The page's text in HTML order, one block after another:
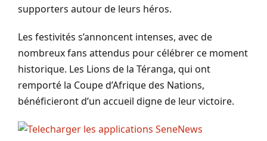
supporters autour de leurs héros.
Les festivités s’annoncent intenses, avec de
nombreux fans attendus pour célébrer ce moment
historique. Les Lions de la Téranga, qui ont
remporté la Coupe d’Afrique des Nations,
bénéficieront d’un accueil digne de leur victoire.